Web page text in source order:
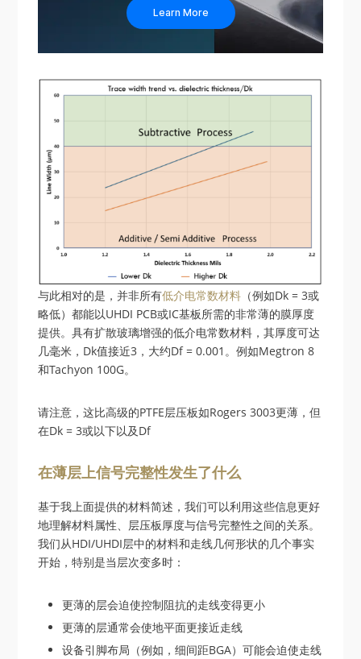
Learn More
与此相对的是，并非所有低介电常数材料 （例如Dk = 3或
略低）都能以UHDI PCB或IC基板所需的非常薄的膜厚度
提供。具有扩散玻璃增强的低介电常数材料，其厚度可达
几毫米，Dk值接近3，大约Df = 0.001。例如Megtron 8
和Tachyon 100G。
请注意，这比高级的PTFE层压板如Rogers 3003更薄，但
在Dk = 3或以下以及Df
在薄层上信号完整性发生了什么
基于我上面提供的材料简述，我们可以利用这些信息更好
地理解材料属性、层压板厚度与信号完整性之间的关系。
我们从HDI/UHDI层中的材料和走线几何形状的几个事实
开始，特别是当层次变多时：
更薄的层会迫使控制阻抗的走线变得更小
更薄的层通常会使地平面更接近走线
设备引脚布局（例如，细间距BGA）可能会迫使走线